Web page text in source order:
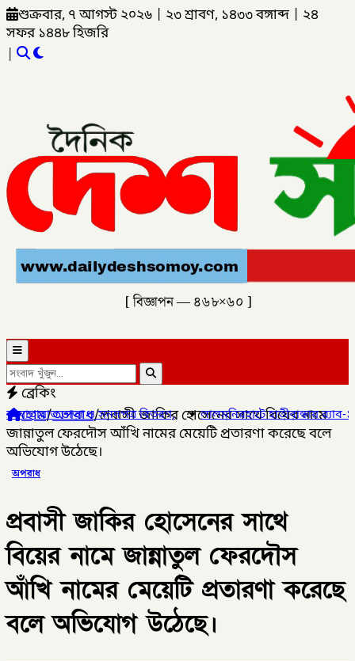
শুক্রবার, ৭ আগস্ট ২০২৬ ২৩ শ্রাবণ, ১৪৩৩ বঙ্গাব্দ
২৪
সফর ১৪৪৮ হিজরি
|
[ বিজ্ঞাপন — ৪৬৮×৬০ ]
ব্রেকিং
বিতরণ,✦লালমনিরহাটে হাতীবান্ধায় র‌্যাব-১৩ অভিযানে ফেয়ারডিলসহ
হোম/অপরাধ/প্রবাসী জাকির হোসেনের সাথে বিয়ের নামে
জান্নাতুল ফেরদৌস আঁখি নামের মেয়েটি প্রতারণা করেছে বলে
অভিযোগ উঠেছে।
অপরাধ
প্রবাসী জাকির হোসেনের সাথে
বিয়ের নামে জান্নাতুল ফেরদৌস
আঁখি নামের মেয়েটি প্রতারণা করেছে
বলে অভিযোগ উঠেছে।